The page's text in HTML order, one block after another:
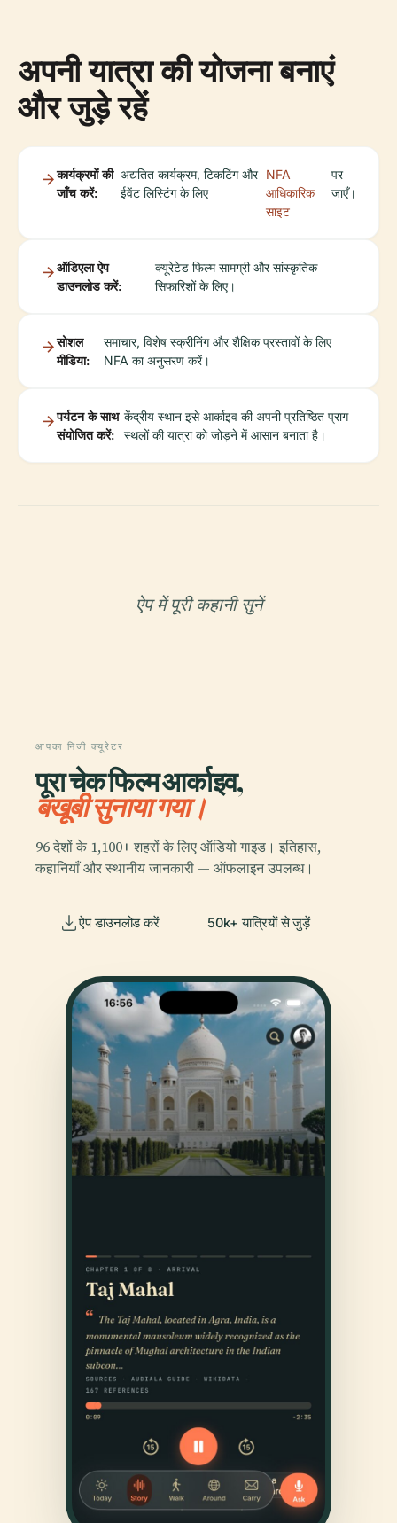
अपनी यात्रा की योजना बनाएं
और जुड़े रहें
कार्यक्रमों की
जाँच करें:
अद्यतित कार्यक्रम, टिकटिंग और
ईवेंट लिस्टिंग के लिए
NFA
आधिकारिक
साइट
पर
जाएँ।
ऑडिएला ऐप
डाउनलोड करें:
क्यूरेटेड फिल्म सामग्री और सांस्कृतिक
सिफारिशों के लिए।
सोशल
मीडिया:
समाचार, विशेष स्क्रीनिंग और शैक्षिक प्रस्तावों के लिए
NFA का अनुसरण करें।
पर्यटन के साथ
संयोजित करें:
केंद्रीय स्थान इसे आर्काइव की अपनी प्रतिष्ठित प्राग
स्थलों की यात्रा को जोड़ने में आसान बनाता है।
ऐप में पूरी कहानी सुनें
आपका निजी क्यूरेटर
पूरा चेक फिल्म आर्काइव,
बखूबी सुनाया गया।
96 देशों के 1,100+ शहरों के लिए ऑडियो गाइड। इतिहास,
कहानियाँ और स्थानीय जानकारी — ऑफलाइन उपलब्ध।
ऐप डाउनलोड करें 50k+ यात्रियों से जुड़ें